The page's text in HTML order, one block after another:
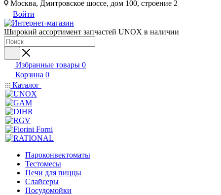
Москва, Дмитровское шоссе, дом 100, строение 2
Войти
Широкий ассортимент запчастей UNOX в наличии
Избранные товары 0
Корзина 0
Каталог
Пароконвектоматы
Тестомесы
Печи для пиццы
Слайсеры
Посудомойки